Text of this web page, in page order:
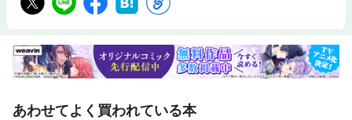
あわせてよく買われている本